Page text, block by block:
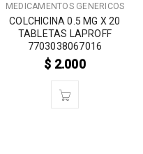
MEDICAMENTOS GENERICOS
COLCHICINA 0.5 MG X 20
TABLETAS LAPROFF
7703038067016
$ 2.000